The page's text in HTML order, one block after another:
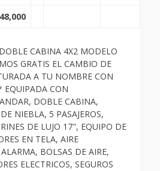
CABINA 4X2 MODELO
GRATIS EL CAMBIO DE
A TU NOMBRE CON
CON
DOBLE CABINA,
NIEBLA, 5 PASAJEROS,
DE LUJO 17", EQUIPO DE
EN TELA, AIRE
BOLSAS DE AIRE,
ELECTRICOS, SEGUROS